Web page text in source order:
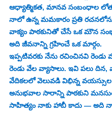
ఆధ్యాత్మికత, మానవ సంబంధాల
నాలో ఉన్న మమకారం ప్రతి రచనలోనూ
వాక్యం పాఠకునితో చేసే ఒక మౌన
అది జీవనాన్ని గ్రహించే ఒక మార్గం.
ఇప్పటివరకు నేను రచించినవి రెండు
రెండు వేల వ్యాసాలు. ఇవి పలు
వేదికలలో వెలువడి విభిన్న
అనుభవాల సారాన్ని పాఠకుని
సాహిత్యం నాకు హాబీ కాదు — అది